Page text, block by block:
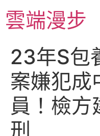
至雲端漫步
23年S包
案嫌犯成
員！檢方
刑